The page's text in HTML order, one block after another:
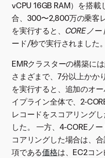
vCPU 16GB RAM）を搭
合、300〜2,800万の乗客
を実行すると、 COREノー
ード/秒で実行されました。
EMRクラスターの構築に
さまざまで、7分以上かか
を実行すると、追加のオ
イプライン全体で、2-
レコードをスコアリング
した。 一方、4-COREノ
コアリングした場合は、
項である価格は、EC2コ